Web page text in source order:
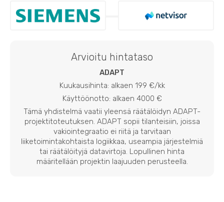
Arvioitu hintataso
ADAPT
Kuukausihinta: alkaen 199 €/kk
Käyttöönotto: alkaen 4000 €
Tämä yhdistelmä vaatii yleensä räätälöidyn ADAPT-
projektitoteutuksen. ADAPT sopii tilanteisiin, joissa
vakiointegraatio ei riitä ja tarvitaan
liiketoimintakohtaista logiikkaa, useampia järjestelmiä
tai räätälöityjä datavirtoja. Lopullinen hinta
määritellään projektin laajuuden perusteella.